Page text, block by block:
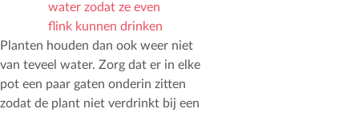
water zodat ze even
flink kunnen drinken
Planten houden dan ook weer niet
van teveel water. Zorg dat er in elke
pot een paar gaten onderin zitten
zodat de plant niet verdrinkt bij een